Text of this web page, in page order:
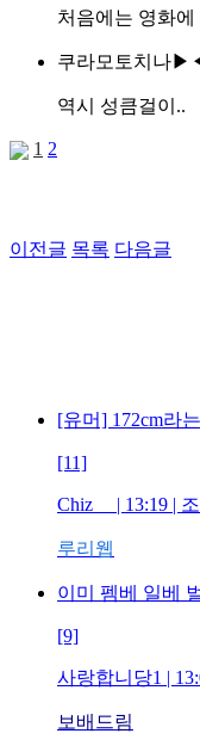
처음에는 영화
쿠라모토치나
역시 성큼걸이..
1 2
이전글 목록 다음글
[유머] 172cm라
[11]
Chiz | 13:19 | 조
루리웹
이미 펨베 일베
[9]
사랑합니당1 |
보배드림